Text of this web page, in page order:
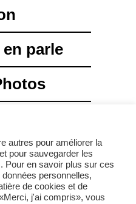
parle
autres pour améliorer la
pour sauvegarder les
Pour en savoir plus sur ces
personnelles,
de cookies et de
j'ai compris», vous